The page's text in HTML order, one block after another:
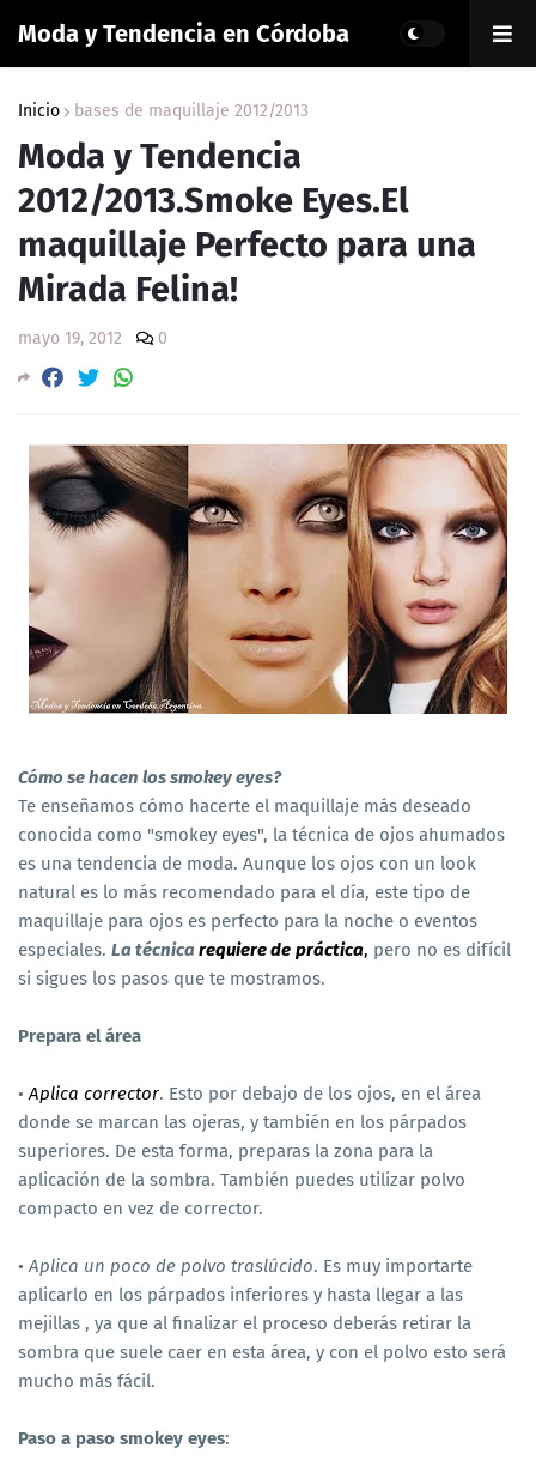
Moda y Tendencia en Córdoba
Inicio bases de maquillaje 2012/2013
Moda y Tendencia
2012/2013.Smoke Eyes.El
maquillaje Perfecto para una
Mirada Felina!
mayo 19, 2012 0
Cómo se hacen los smokey eyes?
Te enseñamos cómo hacerte el maquillaje más deseado
conocida como "smokey eyes", la técnica de ojos ahumados
es una tendencia de moda. Aunque los ojos con un look
natural es lo más recomendado para el día, este tipo de
maquillaje para ojos es perfecto para la noche o eventos
especiales. La técnica requiere de práctica, pero no es difícil
si sigues los pasos que te mostramos.
Prepara el área
•Aplica corrector. Esto por debajo de los ojos, en el área
donde se marcan las ojeras, y también en los párpados
superiores. De esta forma, preparas la zona para la
aplicación de la sombra. También puedes utilizar polvo
compacto en vez de corrector.
•Aplica un poco de polvo traslúcido. Es muy importarte
aplicarlo en los párpados inferiores y hasta llegar a las
mejillas , ya que al finalizar el proceso deberás retirar la
sombra que suele caer en esta área, y con el polvo esto será
mucho más fácil.
Paso a paso smokey eyes: